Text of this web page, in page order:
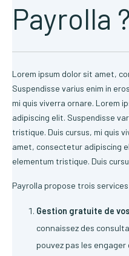
Payrolla ?
Lorem ipsum dolor sit amet,
Suspendisse varius enim in
mi quis viverra ornare. Lorem
adipiscing elit. Suspendisse
tristique. Duis cursus, mi quis
amet, consectetur adipiscing
elementum tristique. Duis
Payrolla propose trois
Gestion gratuite de
connaissez des
pouvez pas les